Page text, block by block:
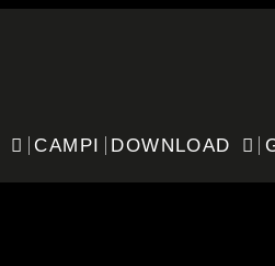
CAMPI DOWNLOAD